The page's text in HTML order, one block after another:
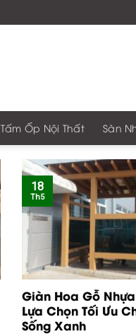
Tấm Ốp Nội Thất Sàn
Giàn Hoa Gỗ
Lựa Chọn Tối Ưu
Sống Xanh
18
Th5